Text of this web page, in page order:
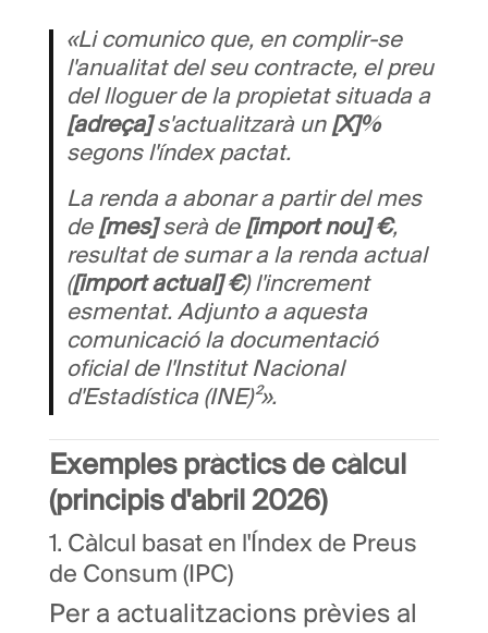
«Li comunico que, en complir-se
l'anualitat del seu contracte, el preu
del lloguer de la propietat situada a
[adreça]s'actualitzarà un [X]%
segons l'índex pactat.
La renda a abonar a partir del mes
de [mes]serà de [import nou] €,
resultat de sumar a la renda actual
([import actual] €) l'increment
esmentat. Adjunto a aquesta
comunicació la documentació
oficial de l'Institut Nacional
d'Estadística (INE)²».
Exemples pràctics de càlcul
(principis d'abril 2026)
1. Càlcul basat en l'Índex de Preus
de Consum (IPC)
Per a actualitzacions prèvies al